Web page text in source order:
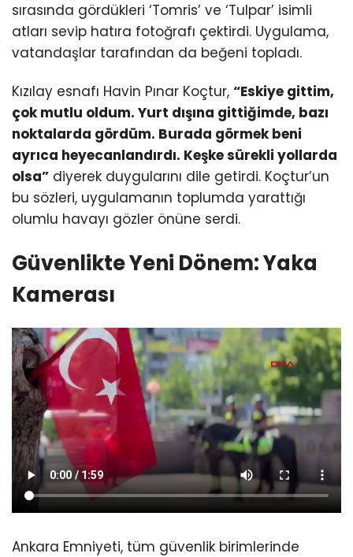
sırasında gördükleri ‘Tomris’ ve ‘Tulpar’ isimli
atları sevip hatıra fotoğrafı çektirdi. Uygulama,
vatandaşlar tarafından da beğeni topladı.
Kızılay esnafı Havin Pınar Koçtur, “Eskiye gittim,
çok mutlu oldum. Yurt dışına gittiğimde, bazı
noktalarda gördüm. Burada görmek beni
ayrıca heyecanlandırdı. Keşke sürekli yollarda
olsa” diyerek duygularını dile getirdi. Koçtur’un
bu sözleri, uygulamanın toplumda yarattığı
olumlu havayı gözler önüne serdi.
Güvenlikte Yeni Dönem: Yaka
Kamerası
Ankara Emniyeti, tüm güvenlik birimlerinde